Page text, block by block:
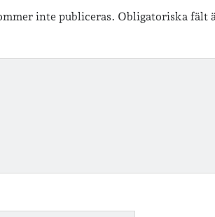
inte publiceras. Obligatoriska fält